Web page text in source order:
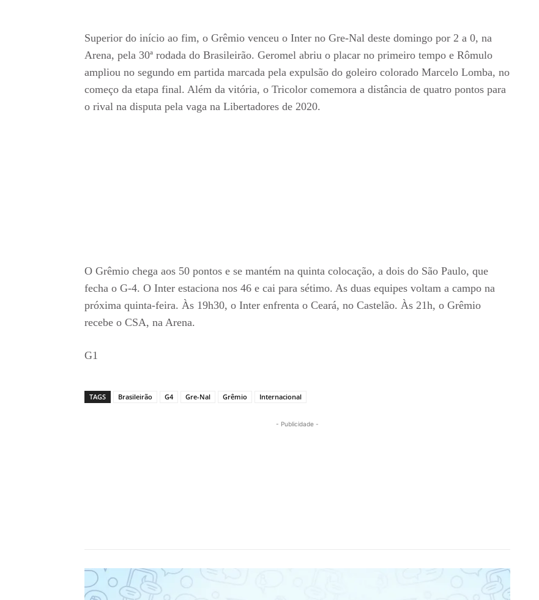
Superior do início ao fim, o Grêmio venceu o Inter no Gre-Nal deste domingo por 2 a 0, na
Arena, pela 30ª rodada do Brasileirão. Geromel abriu o placar no primeiro tempo e Rômulo
ampliou no segundo em partida marcada pela expulsão do goleiro colorado Marcelo Lomba, no
começo da etapa final. Além da vitória, o Tricolor comemora a distância de quatro pontos para
o rival na disputa pela vaga na Libertadores de 2020.
O Grêmio chega aos 50 pontos e se mantém na quinta colocação, a dois do São Paulo, que
fecha o G-4. O Inter estaciona nos 46 e cai para sétimo. As duas equipes voltam a campo na
próxima quinta-feira. Às 19h30, o Inter enfrenta o Ceará, no Castelão. Às 21h, o Grêmio
recebe o CSA, na Arena.
G1
TAGS Brasileirão G4 Gre-Nal Grêmio Internacional
- Publicidade -